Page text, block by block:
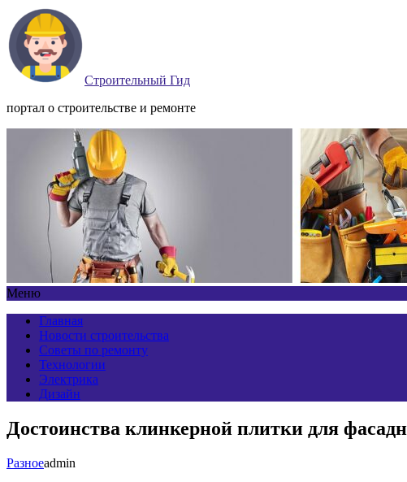
Строительный Гид
портал о строительстве и ремонте
Меню
Главная
Новости строительства
Советы по ремонту
Технологии
Электрика
Дизайн
Достоинства клинкерной плитки для
Разноеadmin